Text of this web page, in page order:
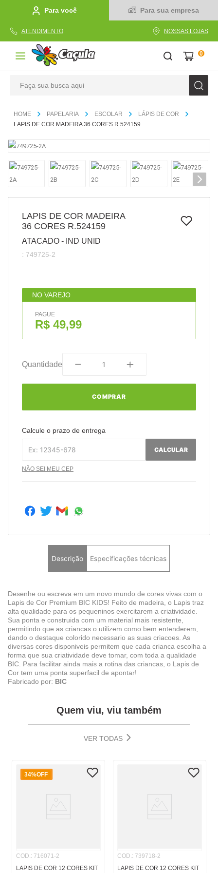
Para você Para sua empresa
ATENDIMENTO NOSSAS LOJAS
0
PAPELARIA ESCOLAR
LÁPIS DE COR
LAPIS DE COR MADEIRA 36 CORES R.524159
LAPIS DE COR MADEIRA
36 CORES R.524159
ATACADO - IND UNID
: 749725-2
NO VAREJO
PAGUE
R$ 49,99
Quantidade
COMPRAR
Calcule o prazo de entrega
CALCULAR
NÃO SEI MEU CEP
Descrição Especificações técnicas
Desenhe ou escreva em um novo mundo de cores vivas com o
Lapis de Cor Premium BIC KIDS! Feito de madeira, o Lapis traz
alta qualidade para os pequeninos exercitarem a criatividade.
Sua ponta e construida com um material mais resistente,
permitindo que as criancas o utilizem como bem entenderem,
dando o destaque colorido necessario as suas criacoes. As
diversas cores disponiveis permitem que cada crianca escolha a
forma que sua criatividade deve tomar, com toda a qualidade
BIC. Para facilitar ainda mais a rotina das criancas, o Lapis de
Cor tem uma ponta superfacil de apontar!
Fabricado por: BIC
Quem viu, viu também
VER TODAS
34%OFF
COD.: 716071-2
LAPIS DE COR 12 CORES KIT
COD.: 739718-2
LAPIS DE COR 12 CORES KIT
1º caderno
2
papel
cola
barbante